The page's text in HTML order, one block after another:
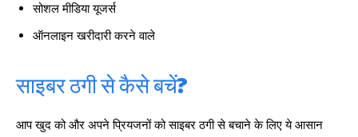
सोशल मीडिया यूजर्स
ऑनलाइन खरीदारी करने वाले
साइबर ठगी से कैसे बचें?
आप खुद को और अपने प्रियजनों को साइबर ठगी से बचाने के लिए ये आसान